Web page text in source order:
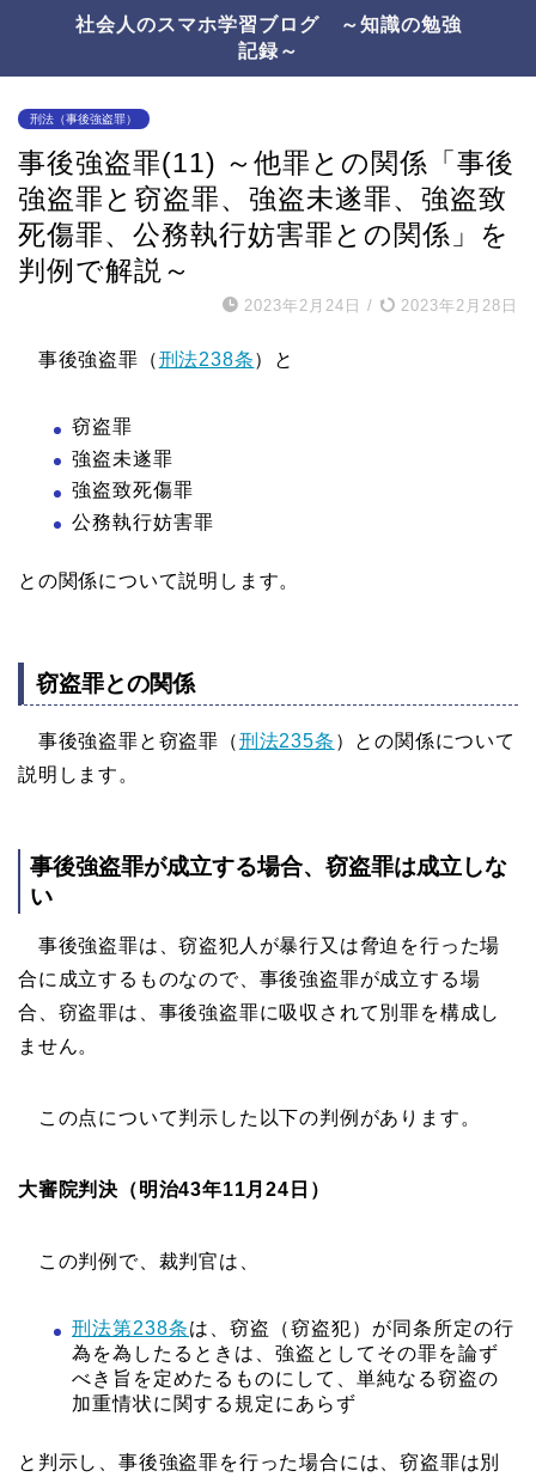
社会人のスマホ学習ブログ ～知識の勉強
記録～
刑法（事後強盗罪）
事後強盗罪(11) ～他罪との関係「事後
強盗罪と窃盗罪、強盗未遂罪、強盗致
死傷罪、公務執行妨害罪との関係」を
判例で解説～
2023年2月24日 / 2023年2月28日
事後強盗罪（刑法238条）と
窃盗罪
強盗未遂罪
強盗致死傷罪
公務執行妨害罪
との関係について説明します。
窃盗罪との関係
事後強盗罪と窃盗罪（刑法235条 ）との関係について
説明します。
事後強盗罪が成立する場合、窃盗罪は成立しな
い
事後強盗罪は、窃盗犯人が暴行又は脅迫を行った場
合に成立するものなので、事後強盗罪が成立する場
合、窃盗罪は、事後強盗罪に吸収されて別罪を構成し
ません。
この点について判示した以下の判例があります。
大審院判決（明治43年11月24日）
この判例で、裁判官は、
刑法第238条は、窃盗（窃盗犯）が同条所定の行
為を為したるときは、強盗としてその罪を論ず
べき旨を定めたるものにして、単純なる窃盗の
加重情状に関する規定にあらず
と判示し、事後強盗罪を行った場合には、窃盗罪は別